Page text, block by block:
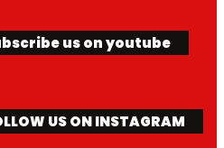
us on youtube
US ON INSTAGRAM